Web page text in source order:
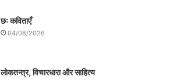
छः कविताएँ
04/08/2026
लोकतन्त्र, विचारधारा और साहित्य